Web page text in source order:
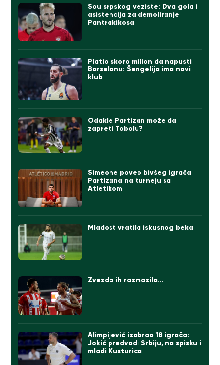
Šou srpskog veziste: Dva gola i
asistencija za demoliranje
Pantrakikosa
Platio skoro milion da napusti
Barselonu: Šengelija ima novi
klub
Odakle Partizan može da
zapreti Tobolu?
Simeone poveo bivšeg igrača
Partizana na turneju sa
Atletikom
Mladost vratila iskusnog beka
Zvezda ih razmazila…
Alimpijević izabrao 18 igrača:
Jokić predvodi Srbiju, na spisku i
mladi Kusturica